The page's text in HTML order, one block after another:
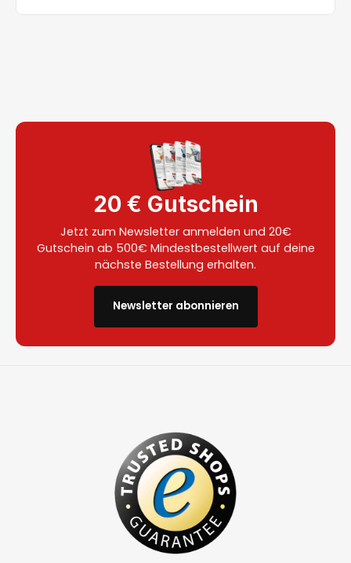
20 € Gutschein
Jetzt zum Newsletter anmelden und 20€
Gutschein ab 500€ Mindestbestellwert auf deine
nächste Bestellung erhalten.
Newsletter abonnieren